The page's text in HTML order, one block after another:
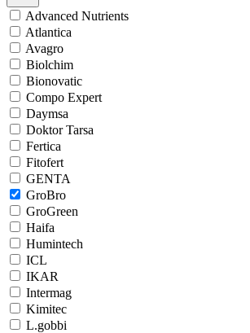
Advanced Nutrients
Atlantica
Avagro
Biolchim
Bionovatic
Compo Expert
Daymsa
Doktor Tarsa
Fertica
Fitofert
GENTA
GroBro
GroGreen
Haifa
Humintech
ICL
IKAR
Intermag
Kimitec
L.gobbi